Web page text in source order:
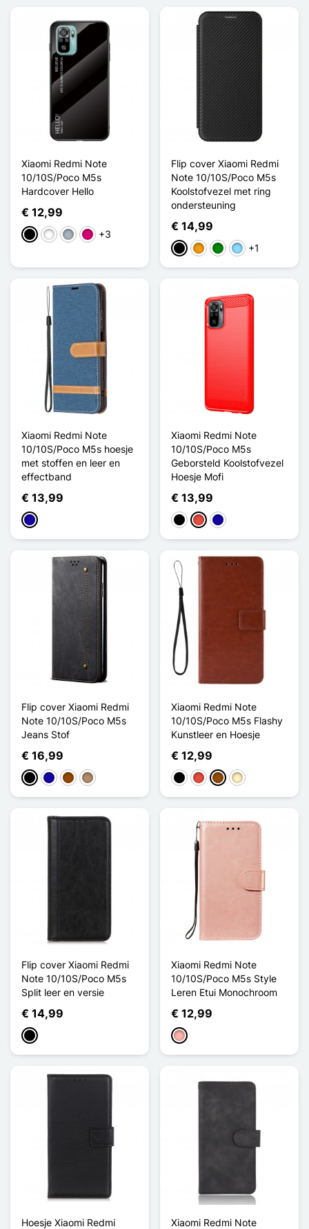
Xiaomi Redmi Note
10/10S/Poco M5s
Hardcover Hello
€ 12,99
ZwartWit GrijsMagenta
+3
Flip cover Xiaomi Redmi
Note 10/10S/Poco M5s
Koolstofvezel met ring
ondersteuning
€ 14,99
ZwartOranjeGroenLicht Blauw
+1
Xiaomi Redmi Note
10/10S/Poco M5s hoesje
met stoffen en leer en
effectband
€ 13,99
Donkerblauw
Xiaomi Redmi Note
10/10S/Poco M5s
Geborsteld Koolstofvezel
Hoesje Mofi
€ 13,99
ZwartRoodDonkerblauw
Flip cover Xiaomi Redmi
Note 10/10S/Poco M5s
Jeans Stof
€ 16,99
ZwartDonkerblauw
BruinMol
Xiaomi Redmi Note
10/10S/Poco M5s Flashy
Kunstleer en Hoesje
€ 12,99
ZwartRoodBruinGolden
Flip cover Xiaomi Redmi
Note 10/10S/Poco M5s
Split leer en versie
€ 14,99
Zwart
Xiaomi Redmi Note
10/10S/Poco M5s Style
Leren Etui Monochroom
€ 12,99
Rose Goud
Hoesje Xiaomi Redmi
Xiaomi Redmi Note